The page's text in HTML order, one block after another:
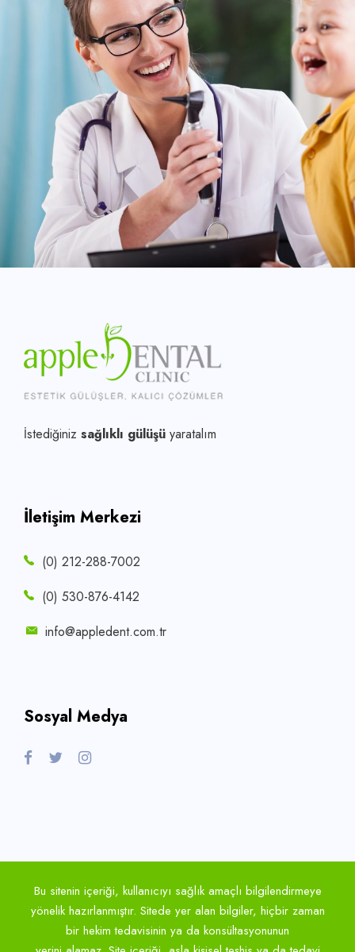
Apicoectomy
Health Care / Pregnancy
İstediğiniz sağlıklı gülüşü yaratalım
İletişim Merkezi
(0) 212-288-7002
(0) 530-876-4142
info@appledent.com.tr
Sosyal Medya
Bu sitenin içeriği, kullanıcıyı sağlık amaçlı bilgilendirmeye
yönelik hazırlanmıştır. Sitede yer alan bilgiler, hiçbir zaman
bir hekim tedavisinin ya da konsültasyonunun